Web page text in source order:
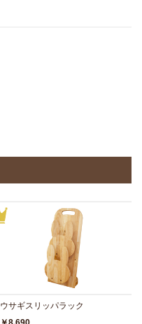
ウサギスリッパラック